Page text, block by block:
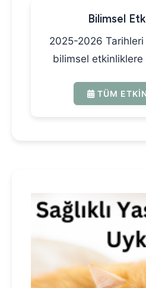
Bilimsel
2025-2026 Tarihleri
bilimsel
TÜM